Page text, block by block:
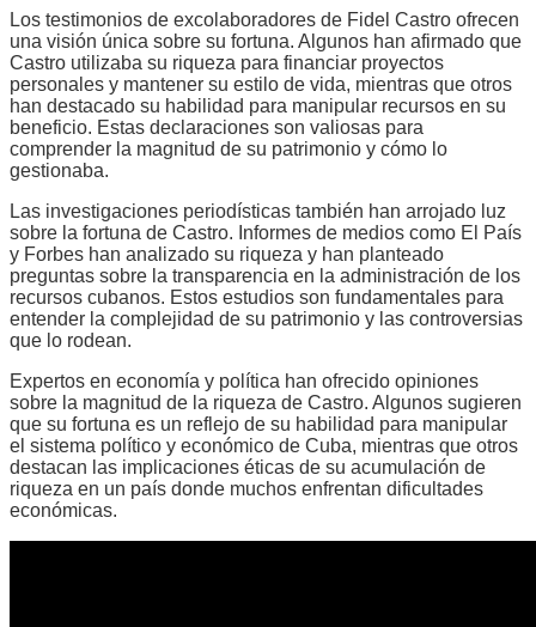
Los testimonios de excolaboradores de Fidel Castro ofrecen
una visión única sobre su fortuna. Algunos han afirmado que
Castro utilizaba su riqueza para financiar proyectos
personales y mantener su estilo de vida, mientras que otros
han destacado su habilidad para manipular recursos en su
beneficio. Estas declaraciones son valiosas para
comprender la magnitud de su patrimonio y cómo lo
gestionaba.
Las investigaciones periodísticas también han arrojado luz
sobre la fortuna de Castro. Informes de medios como El País
y Forbes han analizado su riqueza y han planteado
preguntas sobre la transparencia en la administración de los
recursos cubanos. Estos estudios son fundamentales para
entender la complejidad de su patrimonio y las controversias
que lo rodean.
Expertos en economía y política han ofrecido opiniones
sobre la magnitud de la riqueza de Castro. Algunos sugieren
que su fortuna es un reflejo de su habilidad para manipular
el sistema político y económico de Cuba, mientras que otros
destacan las implicaciones éticas de su acumulación de
riqueza en un país donde muchos enfrentan dificultades
económicas.